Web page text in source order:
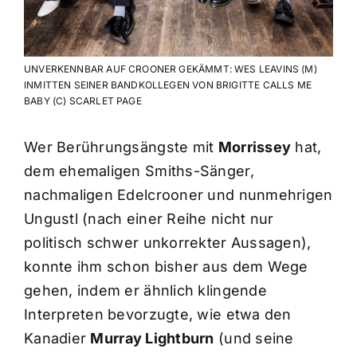
UNVERKENNBAR AUF CROONER GEKÄMMT: WES LEAVINS (M)
INMITTEN SEINER BANDKOLLEGEN VON BRIGITTE CALLS ME
BABY (C) SCARLET PAGE
Wer Berührungsängste mit Morrissey hat,
dem ehemaligen Smiths-Sänger,
nachmaligen Edelcrooner und nunmehrigen
Ungustl (nach einer Reihe nicht nur
politisch schwer unkorrekter Aussagen),
konnte ihm schon bisher aus dem Wege
gehen, indem er ähnlich klingende
Interpreten bevorzugte, wie etwa den
Kanadier Murray Lightburn (und seine